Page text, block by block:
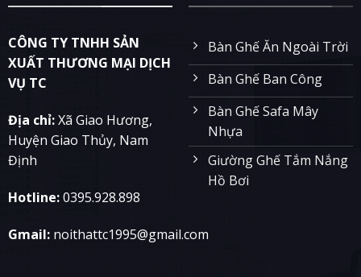
CÔNG TY TNHH SẢN
XUẤT THƯƠNG MẠI DỊCH
VỤ TC
Địa chỉ:Xã Giao Hương,
Huyện Giao Thủy, Nam
Định
Hotline:0395.928.898
Gmail:noithattc1995@gmail.com
Bàn Ghế Ăn Ngoài Trời
Bàn Ghế Ban Công
Bàn Ghế Safa Mây
Nhựa
Giường Ghế Tắm Nắng
Hồ Bơi